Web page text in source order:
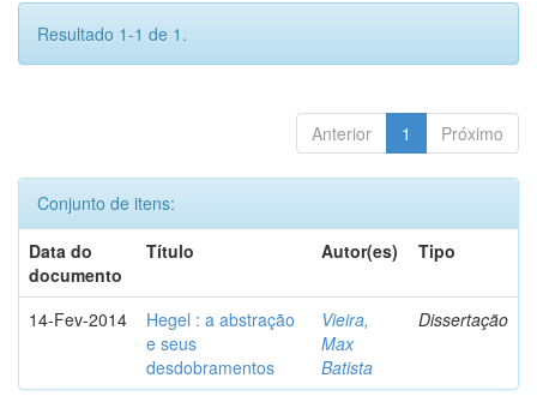
Resultado 1-1 de 1.
Anterior 1 Próximo
Conjunto de itens:
Data do
documento
Título Autor(es) Tipo
14-Fev-2014
Hegel : a abstração
e seus
desdobramentos
Vieira,
Max
Batista
Dissertação